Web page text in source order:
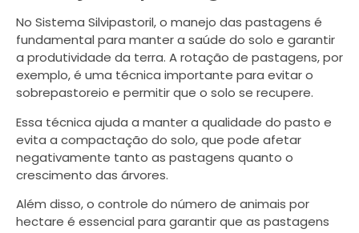
No Sistema Silvipastoril, o manejo das pastagens é
fundamental para manter a saúde do solo e garantir
a produtividade da terra. A rotação de pastagens, por
exemplo, é uma técnica importante para evitar o
sobrepastoreio e permitir que o solo se recupere.
Essa técnica ajuda a manter a qualidade do pasto e
evita a compactação do solo, que pode afetar
negativamente tanto as pastagens quanto o
crescimento das árvores.
Além disso, o controle do número de animais por
hectare é essencial para garantir que as pastagens